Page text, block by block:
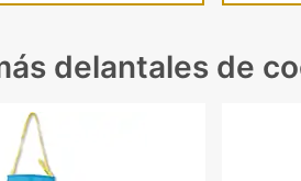
delantales de